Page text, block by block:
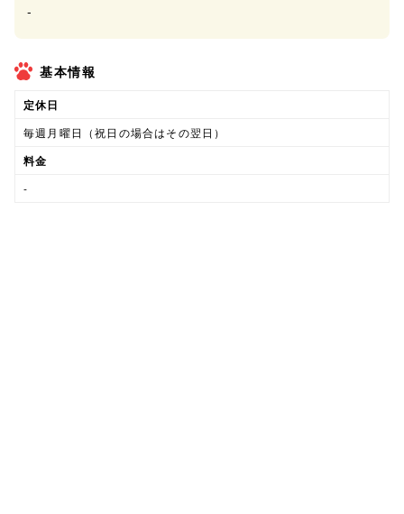
-
基本情報
定休日
毎週月曜日（祝日の場合はその翌日）
料金
-